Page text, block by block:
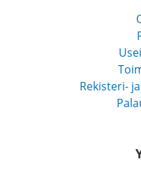
Rekisteri-